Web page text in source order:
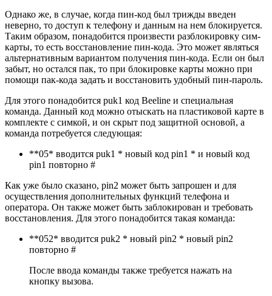
Однако же, в случае, когда пин-код был трижды введен
неверно, то доступ к телефону и данным на нем блокируется.
Таким образом, понадобится произвести разблокировку сим-
карты, то есть восстановление пин-кода. Это может являться
альтернативным вариантом получения пин-кода. Если он был
забыт, но остался пак, то при блокировке карты можно при
помощи пак-кода задать и восстановить удобный пин-пароль.
Для этого понадобится puk1 код Beeline и специальная
команда. Данный код можно отыскать на пластиковой карте в
комплекте с симкой, и он скрыт под защитной основой, а
команда потребуется следующая:
**05* вводится puk1 * новый код pin1 * и новый код
pin1 повторно #
Как уже было сказано, pin2 может быть запрошен и для
осуществления дополнительных функций телефона и
оператора. Он также может быть заблокирован и требовать
восстановления. Для этого понадобится такая команда:
**052* вводится puk2 * новый pin2 * новый pin2
повторно #
После ввода команды также требуется нажать на
кнопку вызова.